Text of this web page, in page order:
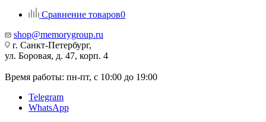
Сравнение товаров0
shop@memorygroup.ru
г. Санкт-Петербург,
ул. Боровая, д. 47, корп. 4
Время работы: пн-пт, с 10:00 до 19:00
Telegram
WhatsApp